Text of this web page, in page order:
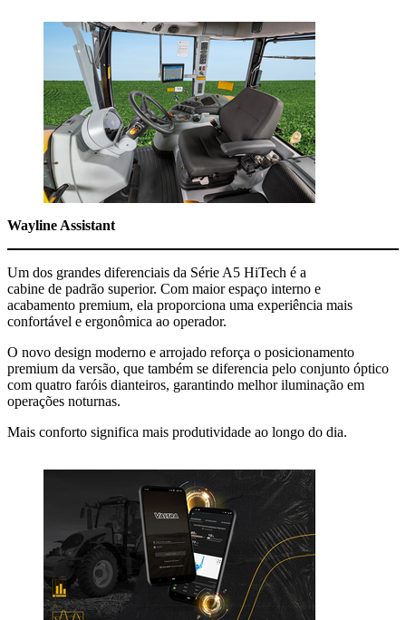
Wayline Assistant
Um dos grandes diferenciais da Série A5 HiTech é a
cabine de padrão superior. Com maior espaço interno e
acabamento premium, ela proporciona uma experiência mais
confortável e ergonômica ao operador.
O novo design moderno e arrojado reforça o posicionamento
premium da versão, que também se diferencia pelo conjunto óptico
com quatro faróis dianteiros, garantindo melhor iluminação em
operações noturnas.
Mais conforto significa mais produtividade ao longo do dia.